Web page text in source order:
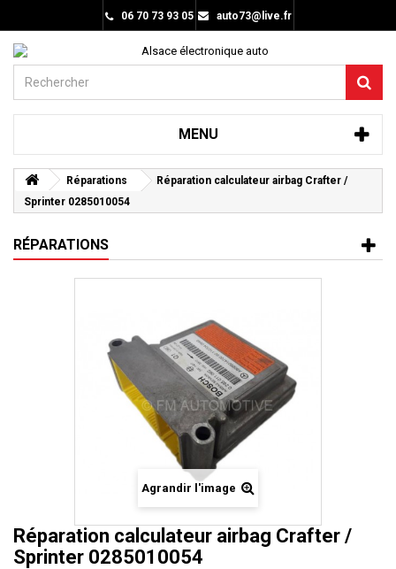
06 70 73 93 05 auto73@live.fr
MENU
Réparations
Réparation calculateur airbag Crafter /
Sprinter 0285010054
RÉPARATIONS
Agrandir l'image
Réparation calculateur airbag Crafter /
Sprinter 0285010054